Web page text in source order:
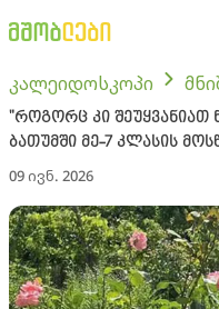
კალეიდოსკოპი
"როგორც კი შეუყვანიათ
ბათუმში მე-7 კლასის
09 ივნ. 2026